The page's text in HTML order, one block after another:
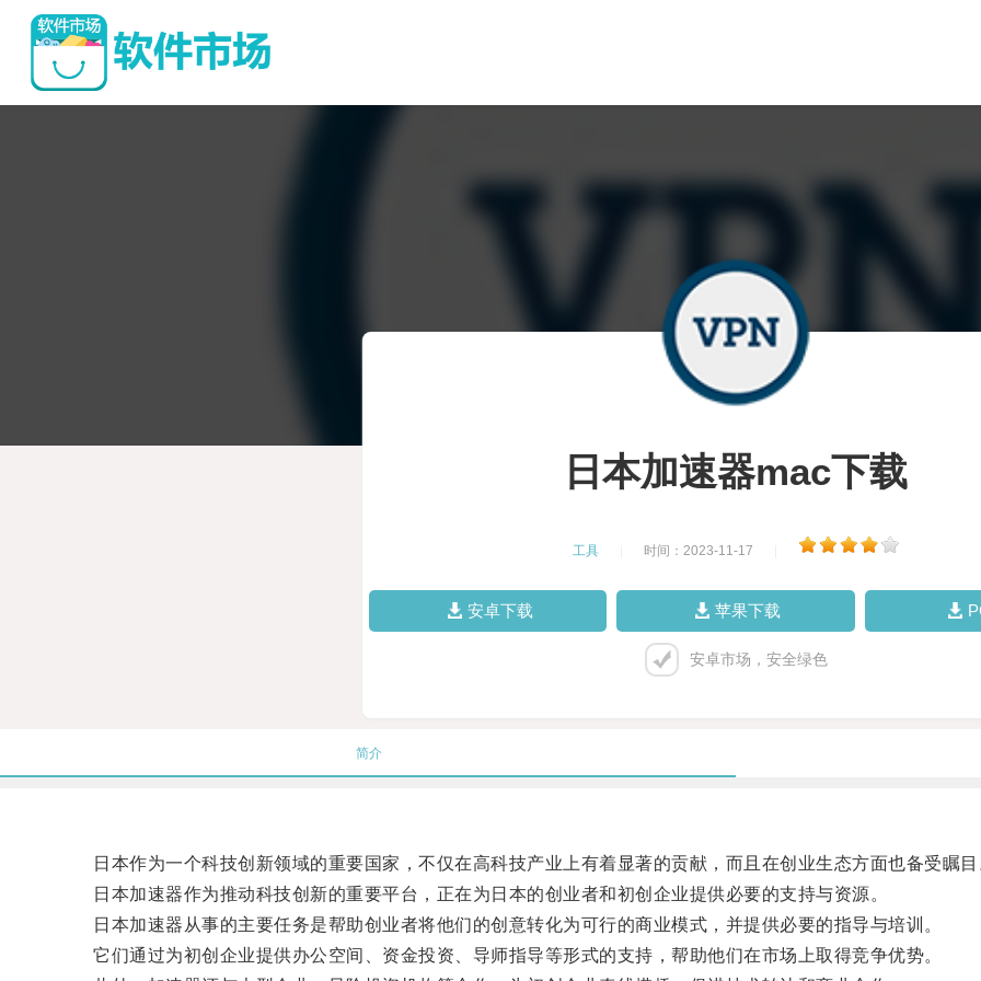
日本加速器mac下载
工具 时间：2023-11-17
安卓下载 苹果下载
安卓市场，安全绿色
简介
日本作为一个科技创新领域的重要国家，不仅在高科技产业上有着显著的贡献，而且在创业生态方面也备受瞩目
日本加速器作为推动科技创新的重要平台，正在为日本的创业者和初创企业提供必要的支持与资源。
日本加速器从事的主要任务是帮助创业者将他们的创意转化为可行的商业模式，并提供必要的指导与培训。
它们通过为初创企业提供办公空间、资金投资、导师指导等形式的支持，帮助他们在市场上取得竞争优势。